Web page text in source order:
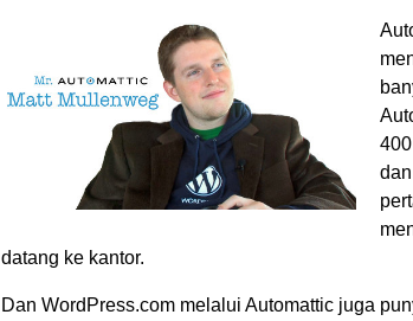
datang ke kantor.
Dan WordPress.com melalui Automattic juga